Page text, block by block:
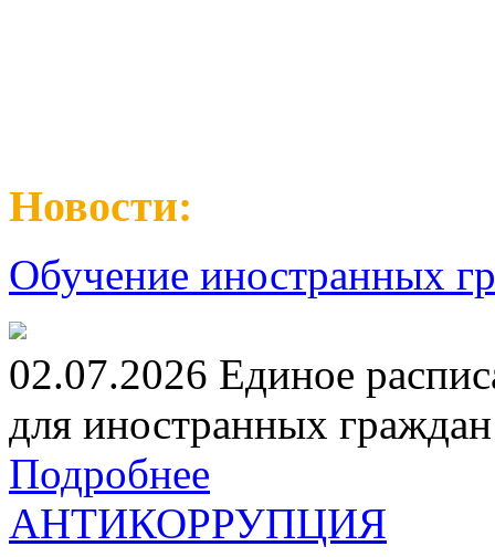
Новости:
Обучение иностранных
02.07.2026 Единое
для иностранных
Подробнее
АНТИКОРРУПЦИЯ